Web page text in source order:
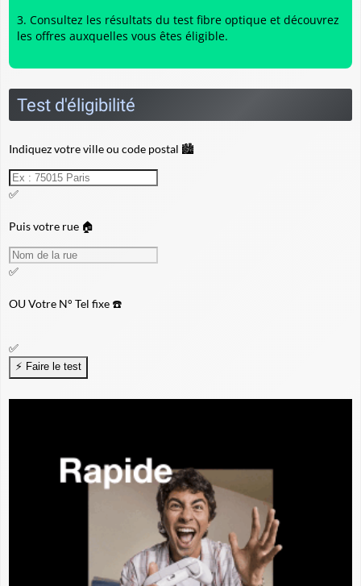
Consultez les résultats du test fibre optique et découvrez
les offres auxquelles vous êtes éligible.
Test d'éligibilité
Indiquez votre ville ou code postal 🏙️
✅
Puis votre rue 🏠
✅
OUVotre N° Tel fixe ☎️
✅